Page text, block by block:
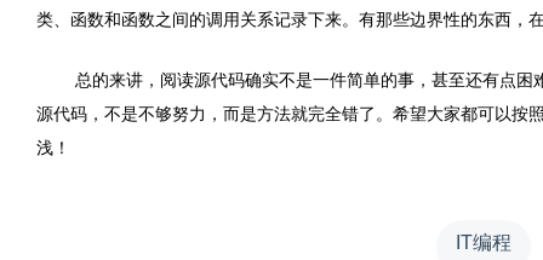
类、函数和函数之间的调用关系记录下来。有那些边界性的东西，
总的来讲，阅读源代码确实不是一件简单的事，甚至还有点
源代码，不是不够努力，而是方法就完全错了。希望大家都可以
浅！
IT编程